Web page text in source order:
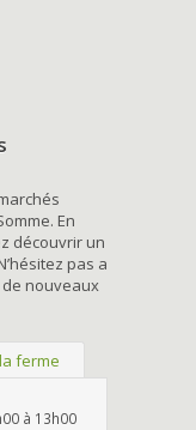
En
découvrir un
pas a
nouveaux
ferme
à 13h00